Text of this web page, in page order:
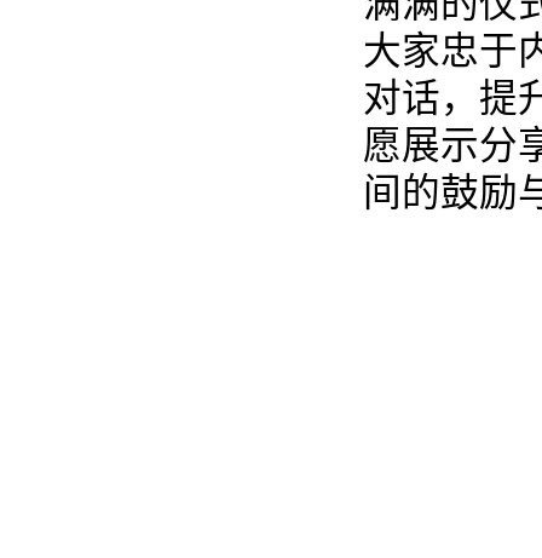
大家忠于
对话，提
愿展示分
间的鼓励